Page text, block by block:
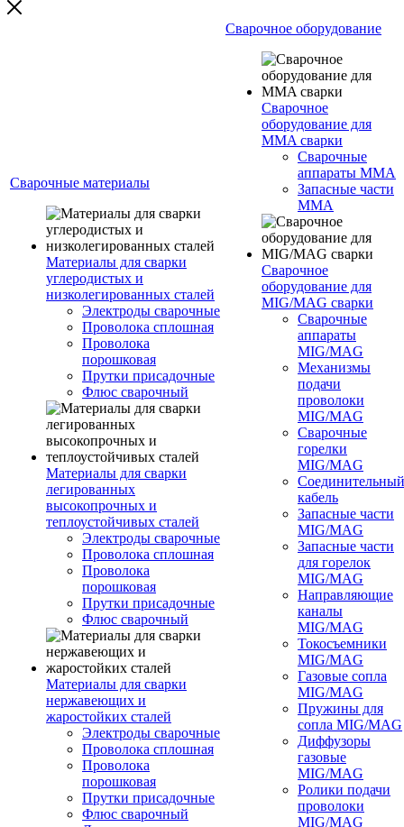
Сварочные материалы
Материалы для сварки
углеродистых и
низколегированных сталей
Электроды сварочные
Проволока сплошная
Проволока
порошковая
Прутки присадочные
Флюс сварочный
Материалы для сварки
легированных
высокопрочных и
теплоустойчивых сталей
Электроды сварочные
Проволока сплошная
Проволока
порошковая
Прутки присадочные
Флюс сварочный
Материалы для сварки
нержавеющих и
жаростойких сталей
Электроды сварочные
Проволока сплошная
Проволока
порошковая
Прутки присадочные
Флюс сварочный
Сварочное оборудование
Сварочное
оборудование для
MMA сварки
Сварочные
аппараты MMA
Запасные части
MMA
Сварочное
оборудование для
MIG/MAG сварки
Сварочные
аппараты
MIG/MAG
Механизмы
подачи
проволоки
MIG/MAG
Сварочные
горелки
MIG/MAG
Соединительный
кабель
Запасные части
MIG/MAG
Запасные части
для горелок
MIG/MAG
Направляющие
каналы
MIG/MAG
Токосъемники
MIG/MAG
Газовые сопла
MIG/MAG
Пружины для
сопла MIG/MAG
Диффузоры
газовые
MIG/MAG
Ролики подачи
проволоки
MIG/MAG